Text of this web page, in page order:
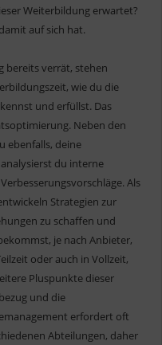
Weiterbildung erwartet?
auf sich hat.
bereits verrät, stehen
wie du die
und erfüllst. Das
Neben den
ebenfalls, deine
du interne
Als
Strategien zur
zu schaffen und
je nach Anbieter,
oder auch in Vollzeit,
Pluspunkte dieser
und die
erfordert oft
Abteilungen, daher